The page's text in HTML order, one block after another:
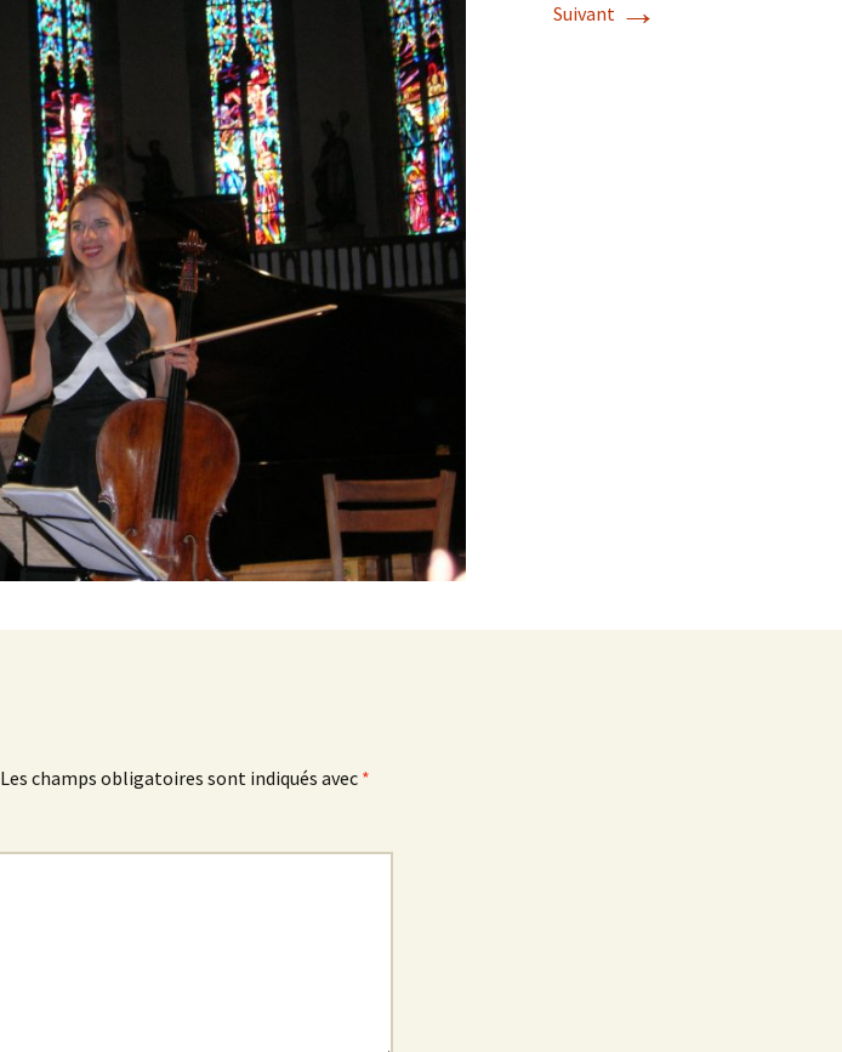
Suivant →
Les champs obligatoires sont indiqués avec *